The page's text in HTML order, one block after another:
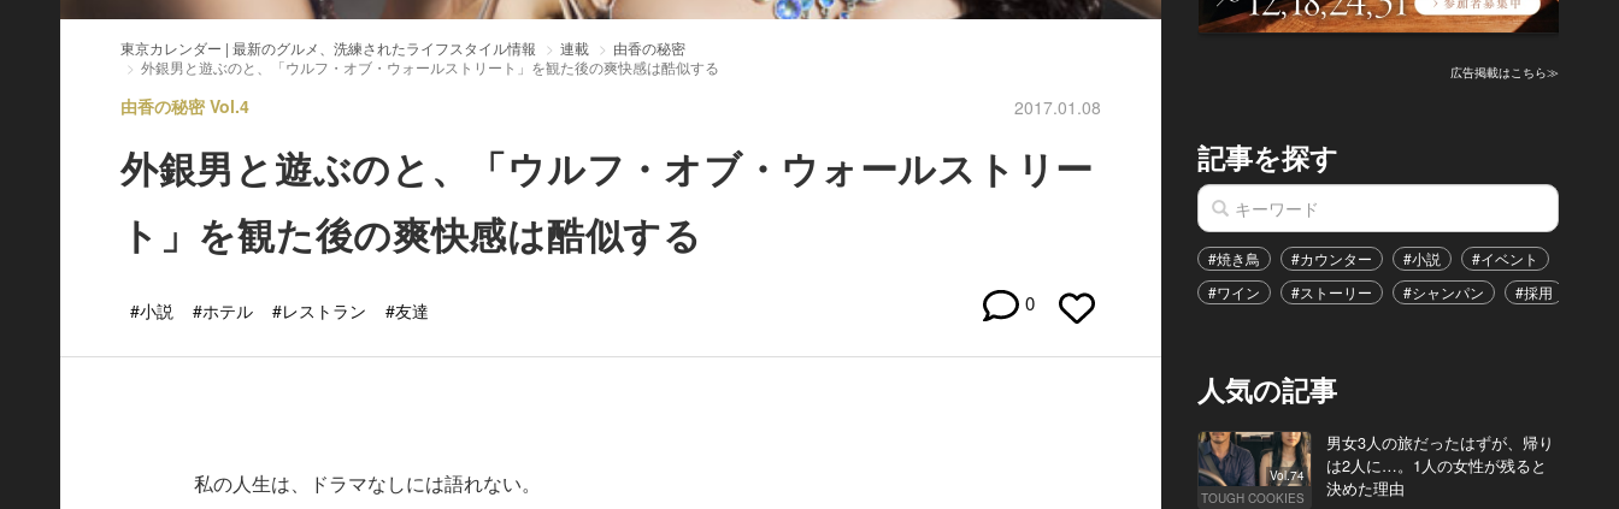
東京カレンダー | 最新のグルメ、洗練されたライフスタイル情報 連載
由香の秘密
外銀男と遊ぶのと、「ウルフ・オブ・ウォールストリート」を観た後の爽快感は酷似する
由香の秘密 Vol.4 2017.01.08
外銀男と遊ぶのと、「ウルフ・オブ・ウォールストリー
ト」を観た後の爽快感は酷似する
#小説 #ホテル #レストラン #友達 0
私の人生は、ドラマなしには語れない。
広告掲載はこちら≫
記事を探す
#焼き鳥 #カウンター #小説 #イベント
#ワイン
#ストーリー #シャンパン #採用
人気の記事
Vol.74
TOUGH COOKIES
男女3人の旅だったはずが、帰り
は2人に…。1人の女性が残ると
決めた理由